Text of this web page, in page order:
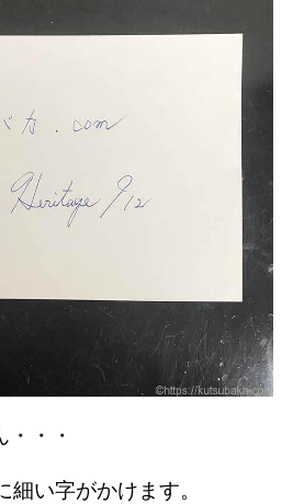
・・
い字がかけます。